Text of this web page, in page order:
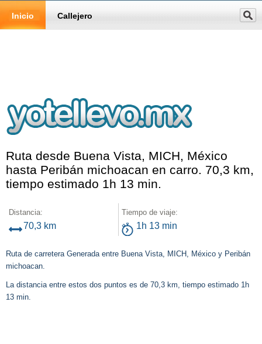
Inicio Callejero
Ruta desde Buena Vista, MICH, México
hasta Peribán michoacan en carro. 70,3 km,
tiempo estimado 1h 13 min.
Distancia:
70,3 km
Tiempo de viaje:
1h 13 min
Ruta de carretera Generada entre Buena Vista, MICH, México y Peribán
michoacan.
La distancia entre estos dos puntos es de 70,3 km, tiempo estimado 1h
13 min.